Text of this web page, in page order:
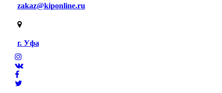
zakaz@kiponline.ru
г. Уфа